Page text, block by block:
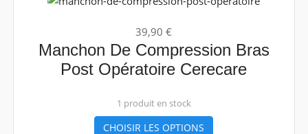
39,90 €
Manchon De Compression Bras
Post Opératoire Cerecare
1 produit en stock
CHOISIR LES OPTIONS